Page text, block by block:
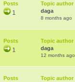
Posts
1
Topic author
daga
8 months ago
Posts
1
Topic author
daga
12 months ago
Posts
Topic author